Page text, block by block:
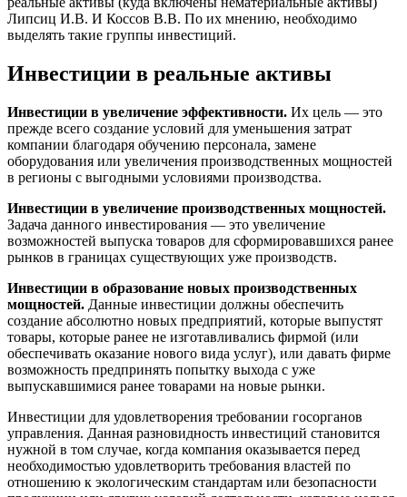
Липсиц И.В. И Коссов В.В. По их мнению, необходимо
выделять такие группы инвестиций.
Инвестиции в реальные активы
Инвестиции в увеличение эффективности. Их цель — это
прежде всего создание условий для уменьшения затрат
компании благодаря обучению персонала, замене
оборудования или увеличения производственных мощностей
в регионы с выгодными условиями производства.
Инвестиции в увеличение производственных мощностей.
Задача данного инвестирования — это увеличение
возможностей выпуска товаров для сформировавшихся ранее
рынков в границах существующих уже производств.
Инвестиции в образование новых производственных
мощностей. Данные инвестиции должны обеспечить
создание абсолютно новых предприятий, которые выпустят
товары, которые ранее не изготавливались фирмой (или
обеспечивать оказание нового вида услуг), или давать фирме
возможность предпринять попытку выхода с уже
выпускавшимися ранее товарами на новые рынки.
Инвестиции для удовлетворения требовании госорганов
управления. Данная разновидность инвестиций становится
нужной в том случае, когда компания оказывается перед
необходимостью удовлетворить требования властей по
отношению к экологическим стандартам или безопасности